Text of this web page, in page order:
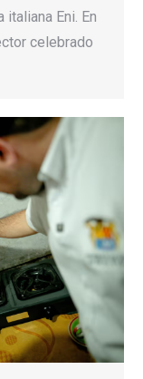
Eni. En
celebrado